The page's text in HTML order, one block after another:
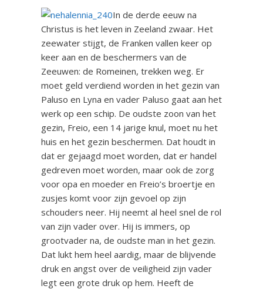
In de derde eeuw na
Christus is het leven in Zeeland zwaar. Het
zeewater stijgt, de Franken vallen keer op
keer aan en de beschermers van de
Zeeuwen: de Romeinen, trekken weg. Er
moet geld verdiend worden in het gezin van
Paluso en Lyna en vader Paluso gaat aan het
werk op een schip. De oudste zoon van het
gezin, Freio, een 14 jarige knul, moet nu het
huis en het gezin beschermen. Dat houdt in
dat er gejaagd moet worden, dat er handel
gedreven moet worden, maar ook de zorg
voor opa en moeder en Freio’s broertje en
zusjes komt voor zijn gevoel op zijn
schouders neer. Hij neemt al heel snel de rol
van zijn vader over. Hij is immers, op
grootvader na, de oudste man in het gezin.
Dat lukt hem heel aardig, maar de blijvende
druk en angst over de veiligheid zijn vader
legt een grote druk op hem. Heeft de